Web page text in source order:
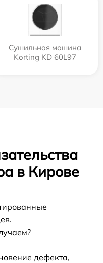
Сушильная машина
Korting KD 60L97
в Кирове
дефекта,